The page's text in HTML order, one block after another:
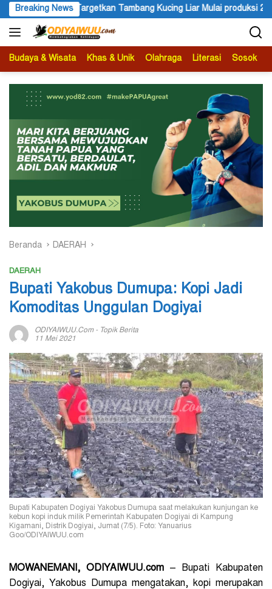
Langsung
ke
konten
Breaking News
Liar Mulai produksi 2029, IUPK Akan Berakhir 2041
Budaya & Wisata Khas & Unik Olahraga Literasi Sosok
Beranda DAERAH
DAERAH
Bupati Yakobus Dumupa: Kopi Jadi
Komoditas Unggulan Dogiyai
ODIYAIWUU.com- Topik Berita
11 Mei 2021
Bupati Kabupaten Dogiyai Yakobus Dumupa saat melakukan kunjungan ke
kebun kopi induk milik Pemerintah Kabupaten Dogiyai di Kampung
Kigamani, Distrik Dogiyai, Jumat (7/5). Foto: Yanuarius
Goo/ODIYAIWUU.com
MOWANEMANI, ODIYAIWUU.com – Bupati Kabupaten
Dogiyai, Yakobus Dumupa mengatakan, kopi merupakan